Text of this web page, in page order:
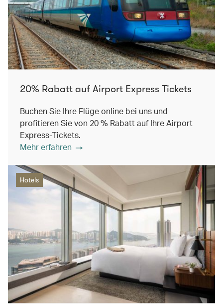
20% Rabatt auf Airport Express Tickets
Buchen Sie Ihre Flüge online bei uns und
profitieren Sie von 20 % Rabatt auf Ihre Airport
Express-Tickets.
Mehr erfahren
Hotels